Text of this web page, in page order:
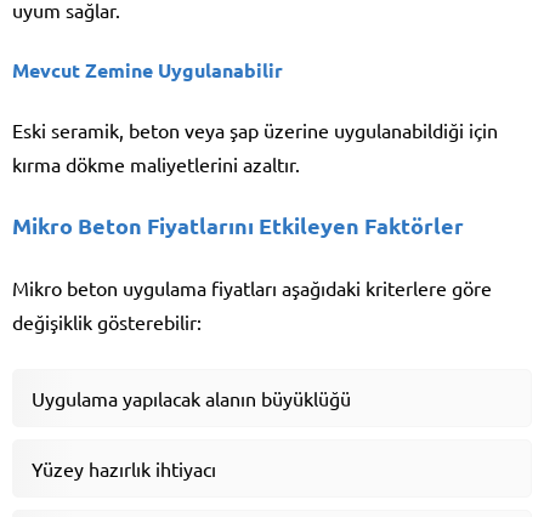
uyum sağlar.
Mevcut Zemine Uygulanabilir
Eski seramik, beton veya şap üzerine uygulanabildiği için
kırma dökme maliyetlerini azaltır.
Mikro Beton Fiyatlarını Etkileyen Faktörler
Mikro beton uygulama fiyatları aşağıdaki kriterlere göre
değişiklik gösterebilir:
Uygulama yapılacak alanın büyüklüğü
Yüzey hazırlık ihtiyacı